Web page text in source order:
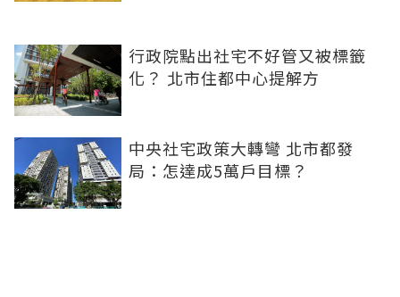
行政院點出社宅不好管又被標籤
化？ 北市住都中心提解方
中央社宅政策大轉彎 北市都發
局：怎達成5萬戶目標？